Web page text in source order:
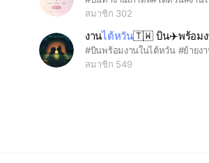
สมาชิก 302
งานไต้หวัน🇹🇼 บิน✈️พร้อมงาน ย้
สมาชิก 549